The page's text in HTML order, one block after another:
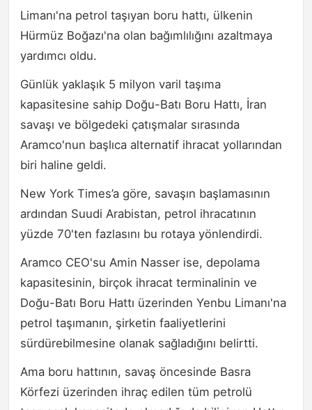
Limanı'na petrol taşıyan boru hattı, ülkenin
Hürmüz Boğazı'na olan bağımlılığını azaltmaya
yardımcı oldu.
Günlük yaklaşık 5 milyon varil taşıma
kapasitesine sahip Doğu-Batı Boru Hattı, İran
savaşı ve bölgedeki çatışmalar sırasında
Aramco'nun başlıca alternatif ihracat yollarından
biri haline geldi.
New York Times’a göre, savaşın başlamasının
ardından Suudi Arabistan, petrol ihracatının
yüzde 70'ten fazlasını bu rotaya yönlendirdi.
Aramco CEO'su Amin Nasser ise, depolama
kapasitesinin, birçok ihracat terminalinin ve
Doğu-Batı Boru Hattı üzerinden Yenbu Limanı'na
petrol taşımanın, şirketin faaliyetlerini
sürdürebilmesine olanak sağladığını belirtti.
Ama boru hattının, savaş öncesinde Basra
Körfezi üzerinden ihraç edilen tüm petrolü